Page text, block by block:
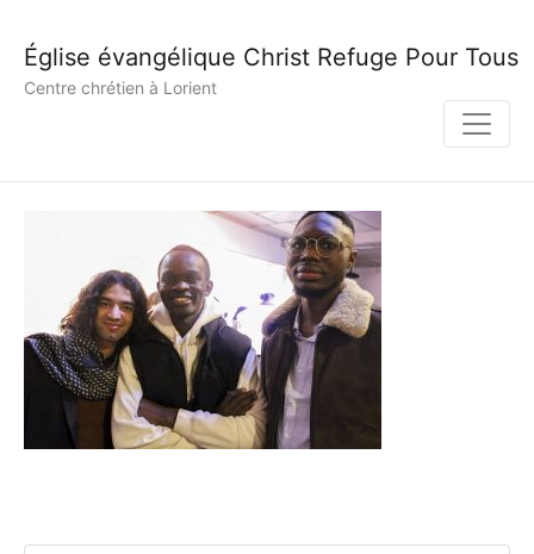
Église évangélique Christ Refuge Pour Tous
Centre chrétien à Lorient